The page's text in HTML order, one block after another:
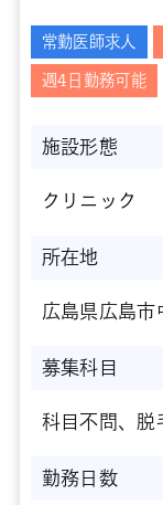
常勤医師求人
週4日勤務可能
施設形態
クリニック
所在地
広島県広島市
募集科目
科目不問、脱
勤務日数